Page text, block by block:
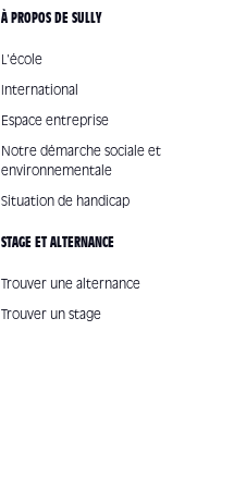
À PROPOS DE SULLY
L'école
International
Espace entreprise
Notre démarche sociale et
environnementale
Situation de handicap
STAGE ET ALTERNANCE
Trouver une alternance
Trouver un stage